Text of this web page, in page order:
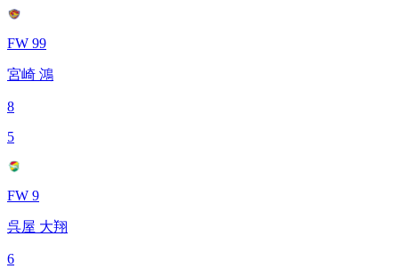
FW 99
宮崎 鴻
8
5
FW 9
呉屋 大翔
6